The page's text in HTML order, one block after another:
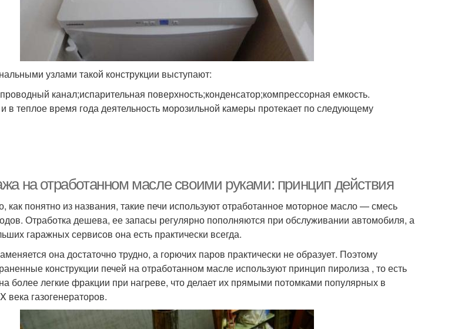
узлами такой конструкции выступают:
канал;испарительная поверхность;конденсатор;компрессорная емкость.
и в теплое время года деятельность морозильной камеры протекает по следующему
на отработанном масле своими руками: принцип действия
как понятно из названия, такие печи используют отработанное моторное масло — смесь
Отработка дешева, ее запасы регулярно пополняются при обслуживании автомобиля, а
гаражных сервисов она есть практически всегда.
она достаточно трудно, а горючих паров практически не образует. Поэтому
конструкции печей на отработанном масле используют принцип пиролиза , то есть
более легкие фракции при нагреве, что делает их прямыми потомками популярных в
века газогенераторов.